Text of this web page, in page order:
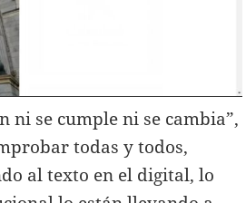
ni se cumple ni se cambia”,
todas y todos,
al texto en el digital, lo